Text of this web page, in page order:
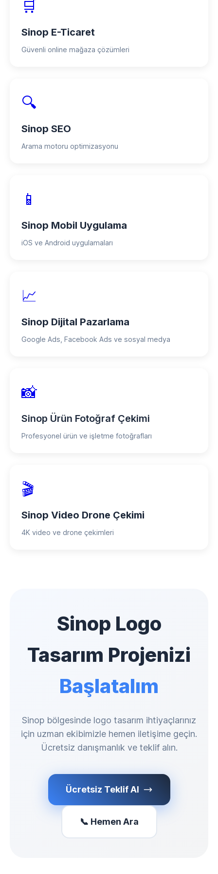
🛒
Sinop E-Ticaret
Güvenli online mağaza çözümleri
🔍
Sinop SEO
Arama motoru optimizasyonu
📱
Sinop Mobil Uygulama
iOS ve Android uygulamaları
📈
Sinop Dijital Pazarlama
Google Ads, Facebook Ads ve sosyal medya
📸
Sinop Ürün Fotoğraf Çekimi
Profesyonel ürün ve işletme fotoğrafları
🎬
Sinop Video Drone Çekimi
4K video ve drone çekimleri
Sinop Logo
Tasarım Projenizi
Başlatalım
Sinop bölgesinde logo tasarım ihtiyaçlarınız
için uzman ekibimizle hemen iletişime geçin.
Ücretsiz danışmanlık ve teklif alın.
Ücretsiz Teklif Al
📞 Hemen Ara